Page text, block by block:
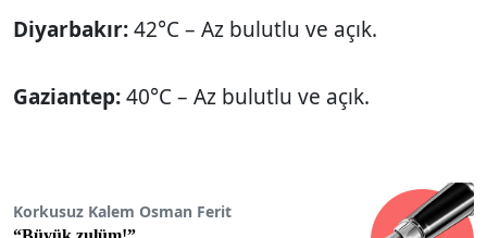
Diyarbakır:42°C – Az bulutlu ve açık.
Gaziantep:40°C – Az bulutlu ve açık.
Korkusuz Kalem Osman Ferit